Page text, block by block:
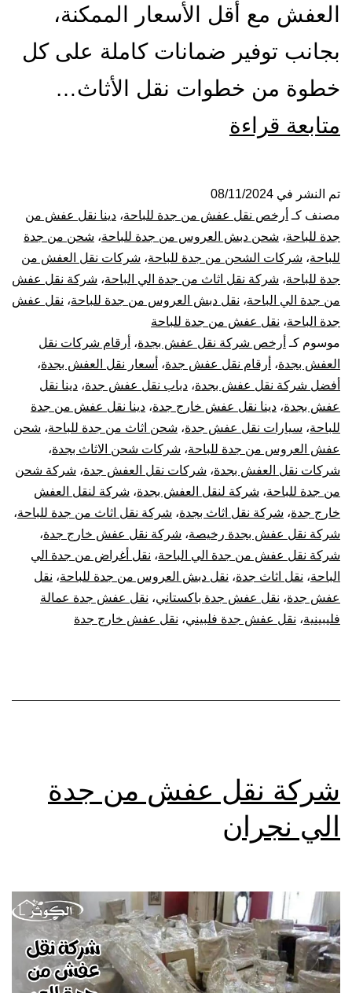
العفش مع أقل الأسعار الممكنة،
بجانب توفير ضمانات كاملة على كل
خطوة من خطوات نقل الأثاث…
متابعة قراءة
عفش
من
جدة
الي
الباحة
تم النشر في 08/11/2024
مصنف كـ أرخص نقل عفش من جدة للباحة، دينا نقل عفش من
جدة للباحة، شحن دبش العروس من جدة للباحة، شحن من جدة
للباحة، شركات الشحن من جدة للباحة، شركات نقل العفش من
جدة للباحة، شركة نقل اثاث من جدة الي الباحة، شركة نقل عفش
من جدة الي الباحة، نقل دبش العروس من جدة للباحة، نقل عفش
جدة الباحة، نقل عفش من جدة للباحة
موسوم كـ أرخص شركة نقل عفش بجدة، أرقام شركات نقل
العفش بجدة، أرقام نقل عفش جدة، أسعار نقل العفش بجدة،
أفضل شركة نقل عفش بجدة، دباب نقل عفش جدة، دينا نقل
عفش بجدة، دينا نقل عفش خارج جدة، دينا نقل عفش من جدة
للباحة، سيارات نقل عفش جدة، شحن اثاث من جدة للباحة، شحن
عفش العروس من جدة للباحة، شركات شحن الاثاث بجدة،
شركات نقل العفش بجدة، شركات نقل العفش جدة، شركة شحن
من جدة للباحة، شركة لنقل العفش بجدة، شركة لنقل العفش
خارج جدة، شركة نقل اثاث بجدة، شركة نقل اثاث من جدة للباحة،
شركة نقل عفش بجدة رخيصة، شركة نقل عفش خارج جدة،
شركة نقل عفش من جدة الي الباحة، نقل أغراض من جدة الي
الباحة، نقل اثاث جدة، نقل دبش العروس من جدة للباحة، نقل
عفش جدة، نقل عفش جدة باكستاني، نقل عفش جدة عمالة
فليبينية، نقل عفش جدة فلبيني، نقل عفش خارج جدة
شركة نقل عفش من جدة
الي نجران